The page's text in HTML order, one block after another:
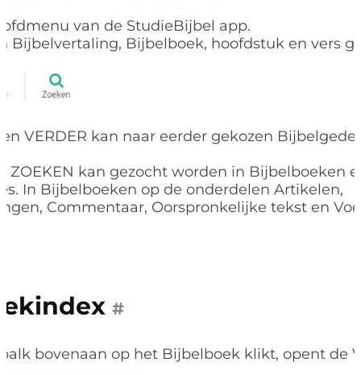
van de StudieBijbel app.
Bijbelvertaling, Bijbelboek, hoofdstuk en vers
en VERDER kan naar eerder gekozen
ZOEKEN kan gezocht worden in Bijbelboeken
In Bijbelboeken op de onderdelen Artikelen,
Commentaar, Oorspronkelijke tekst en
#
bovenaan op het Bijbelboek klikt, opent de